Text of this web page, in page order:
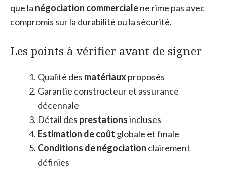
que la négociation commercialene rime pas avec
compromis sur la durabilité ou la sécurité.
Les points à vérifier avant de signer
Qualité des matériaux proposés
Garantie constructeur et assurance
décennale
Détail des prestationsincluses
Estimation de coût globale et finale
Conditions de négociation clairement
définies